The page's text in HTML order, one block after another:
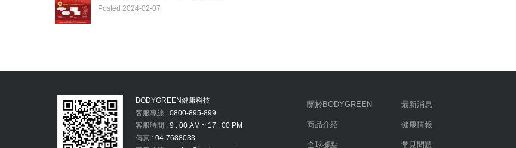
Posted 2024-02-07
BODYGREEN健康科技
客服專線 : 0800-895-899
客服時間 : 9 : 00 AM ~ 17 : 00 PM
傳真 : 04-7688033
關於BODYGREEN 最新消息
商品介紹 健康情報
全球據點 常見問題